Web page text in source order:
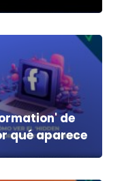
de
qué aparece